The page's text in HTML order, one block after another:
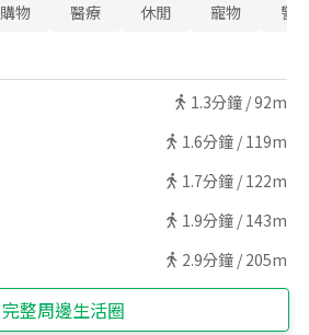
購物 醫療 休閒 寵物 警
1.3分鐘 /92m
1.6分鐘 / 119m
1.7分鐘 / 122m
1.9分鐘 / 143m
2.9分鐘 / 205m
完整周邊生活圈